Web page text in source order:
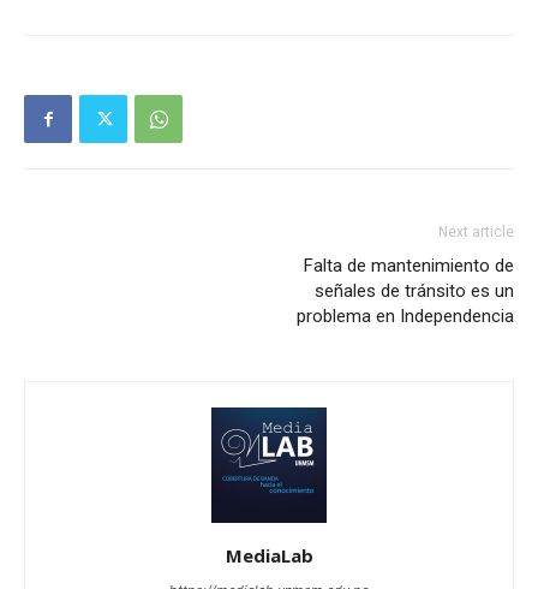
Next article
Falta de mantenimiento de
señales de tránsito es un
problema en Independencia
MediaLab